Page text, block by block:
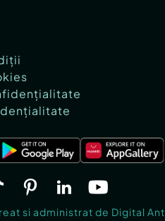
si administrat de Digital